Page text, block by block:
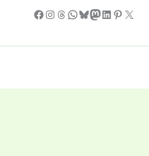
Facebook
Instagram
Threads
WhatsApp
Bluesky
Mastodon
LinkedIn
X